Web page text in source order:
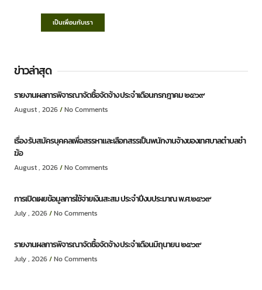
เป็นเพื่อนกับเรา
ข่าวล่าสุด
รายงานผลการพิจารณาจัดซื้อจัดจ้าง ประจำเดือนกรกฎาคม ๒๕๖๙
August , 2026 No Comments
เรื่อง รับสมัครบุคคลเพื่อสรรหาและเลือกสรรเป็นพนักงานจ้างของเทศบาลตำบลชำ
ฆ้อ
August , 2026 No Comments
การเปิดเผยข้อมูลการใช้จ่ายเงินสะสม ประจำปีงบประมาณ พ.ศ.๒๕๖๙
July , 2026 No Comments
รายงานผลการพิจารณาจัดซื้อจัดจ้าง ประจำเดือนมิถุนายน ๒๕๖๙
July , 2026 No Comments